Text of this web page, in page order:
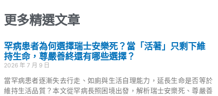
更多精選文章
罕病患者為何選擇瑞士安樂死？當「活著」只剩下維
持生命，尊嚴善終還有哪些選擇？
2026 年 7 月 9 日
當罕病患者逐漸失去行走、如廁與生活自理能力，延長生命是否等於
維持生活品質？本文從罕病長照困境出發，解析瑞士安樂死、尊嚴善